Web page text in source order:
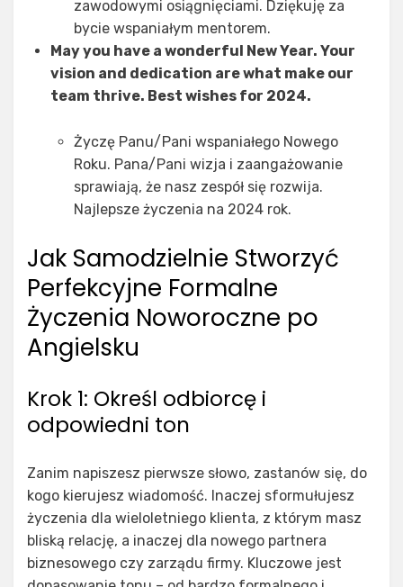
zawodowymi osiągnięciami. Dziękuję za
bycie wspaniałym mentorem.
May you have a wonderful New Year. Your
vision and dedication are what make our
team thrive. Best wishes for 2024.
Życzę Panu/Pani wspaniałego Nowego
Roku. Pana/Pani wizja i zaangażowanie
sprawiają, że nasz zespół się rozwija.
Najlepsze życzenia na 2024 rok.
Jak Samodzielnie Stworzyć
Perfekcyjne Formalne
Życzenia Noworoczne po
Angielsku
Krok 1: Określ odbiorcę i
odpowiedni ton
Zanim napiszesz pierwsze słowo, zastanów się, do
kogo kierujesz wiadomość. Inaczej sformułujesz
życzenia dla wieloletniego klienta, z którym masz
bliską relację, a inaczej dla nowego partnera
biznesowego czy zarządu firmy. Kluczowe jest